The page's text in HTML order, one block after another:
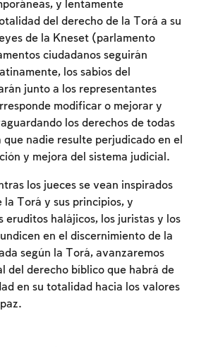
y lentamente
del derecho de la Torá a su
de la Kneset (parlamento
ciudadanos seguirán
los sabios del
junto a los representantes
modificar o mejorar y
los derechos de todas
que nadie resulte perjudicado en el
y mejora del sistema judicial.
los jueces se vean inspirados
la Torá y sus principios, y
eruditos halájicos, los juristas y los
en el discernimiento de la
según la Torá, avanzaremos
del derecho bíblico que habrá de
en su totalidad hacia los valores
requerida
inscribirse.
Conectarse